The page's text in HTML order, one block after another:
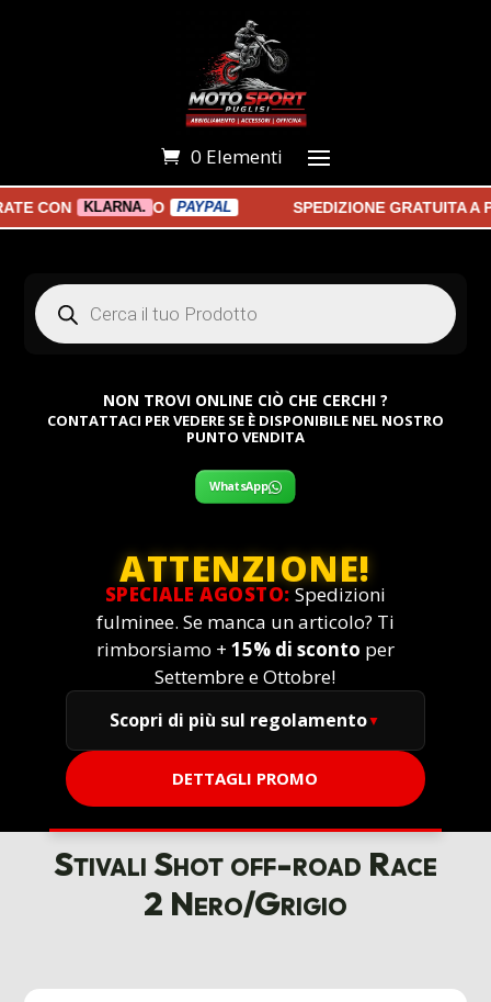
0 Elementi
CON KLARNA. O PAYPAL SPEDIZIONE GRATUITA A
Products
search
NON TROVI ONLINE CIÒ CHE CERCHI ?
CONTATTACI PER VEDERE SE È DISPONIBILE NEL NOSTRO
PUNTO VENDITA
WhatsApp
ATTENZIONE!
SPECIALE AGOSTO: Spedizioni
fulminee. Se manca un articolo? Ti
rimborsiamo + 15% di sconto per
Settembre e Ottobre!
Scopri di più sul regolamento
DETTAGLI PROMO
Stivali Shot off-road Race
2 Nero/Grigio